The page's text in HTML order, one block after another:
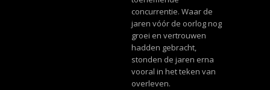
concurrentie. Waar de
jaren vóór de oorlog nog
groei en vertrouwen
hadden gebracht,
stonden de jaren erna
vooral in het teken van
overleven.